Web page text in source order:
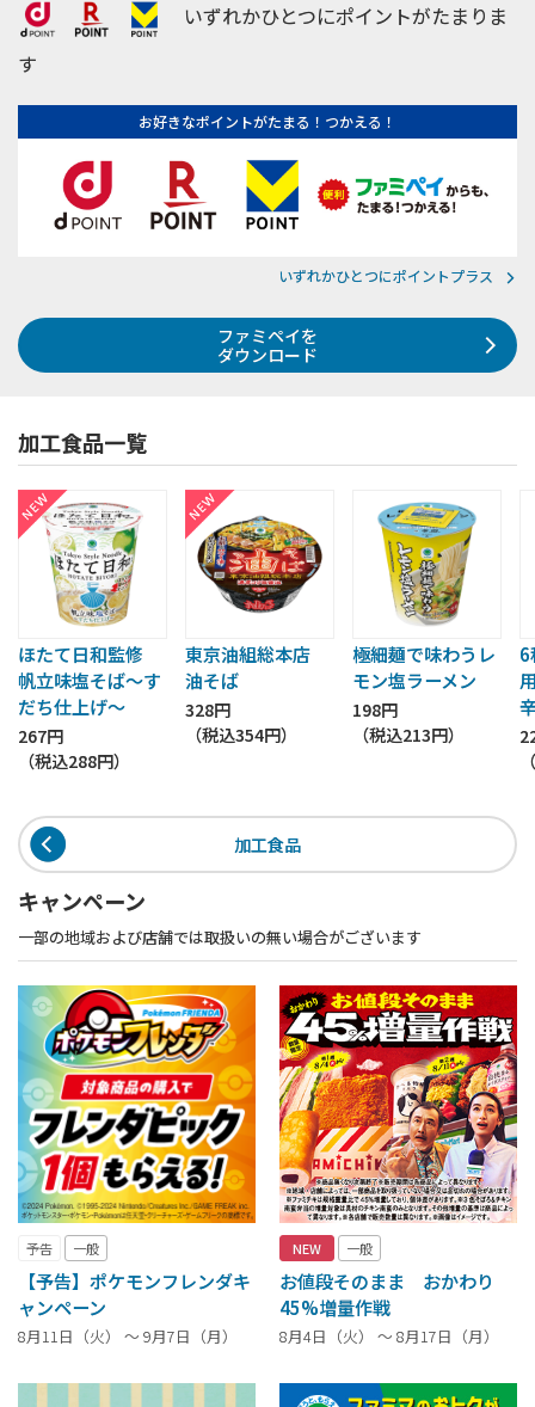
いずれかひとつにポイントがたまりま
す
お好きなポイントがたまる！つかえる！
いずれかひとつにポイントプラス
ファミペイを
ダウンロード
加工食品一覧
ほたて日和監修
帆立味塩そば～す
だち仕上げ～
267円
（税込288円）
東京油組総本店
油そば
328円
（税込354円）
極細麺で味わうレ
モン塩ラーメン
198円
（税込213円）
6
加工食品
キャンペーン
一部の地域および店舗では取扱いの無い場合がございます
予告 一般
【予告】ポケモンフレンダキ
ャンペーン
8月11日（火） ～ 9月7日（月）
NEW 一般
お値段そのまま おかわり
45%増量作戦
8月4日（火） ～ 8月17日（月）